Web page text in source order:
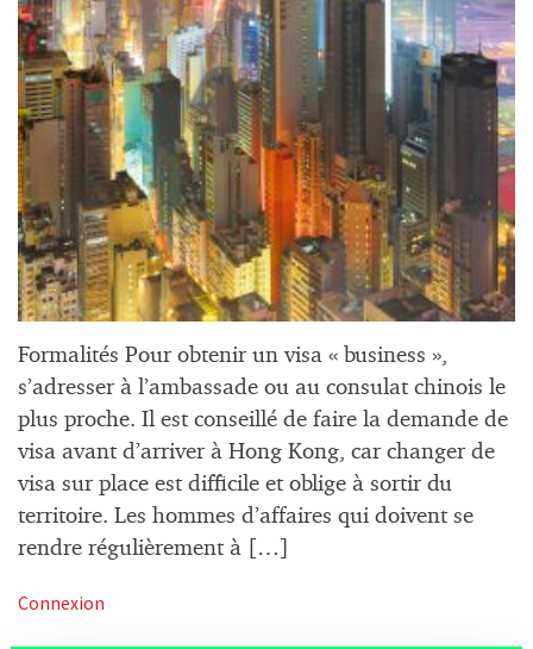
Formalités Pour obtenir un visa « business »,
s’adresser à l’ambassade ou au consulat chinois le
plus proche. Il est conseillé de faire la demande de
visa avant d’arriver à Hong Kong, car changer de
visa sur place est difficile et oblige à sortir du
territoire. Les hommes d’affaires qui doivent se
rendre régulièrement à […]
Connexion